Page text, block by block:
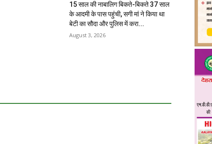
15 साल की नाबालिग बिकते-बिकते 37 साल
के आदमी के पास पहुंची, सगी मां ने किया था
बेटी का सौदा और पुलिस में करा...
August 3, 2026